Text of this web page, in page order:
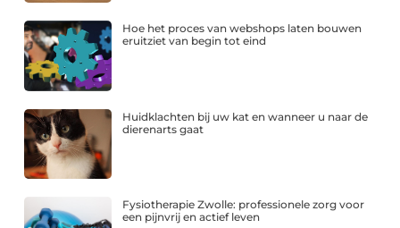
Hoe het proces van webshops laten bouwen
eruitziet van begin tot eind
Huidklachten bij uw kat en wanneer u naar de
dierenarts gaat
Fysiotherapie Zwolle: professionele zorg voor
een pijnvrij en actief leven